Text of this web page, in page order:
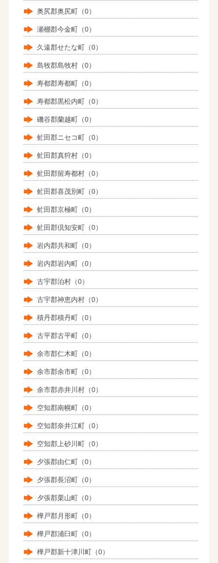
奥尻郡奥尻町（0）
瀬棚郡今金町（0）
久遠郡せたな町（0）
島牧郡島牧村（0）
寿都郡寿都町（0）
寿都郡黒松内町（0）
磯谷郡蘭越町（0）
虻田郡ニセコ町（0）
虻田郡真狩村（0）
虻田郡留寿都村（0）
虻田郡喜茂別町（0）
虻田郡京極町（0）
虻田郡倶知安町（0）
岩内郡共和町（0）
岩内郡岩内町（0）
古宇郡泊村（0）
古宇郡神恵内村（0）
積丹郡積丹町（0）
古平郡古平町（0）
余市郡仁木町（0）
余市郡余市町（0）
余市郡赤井川村（0）
空知郡南幌町（0）
空知郡奈井江町（0）
空知郡上砂川町（0）
夕張郡由仁町（0）
夕張郡長沼町（0）
夕張郡栗山町（0）
樺戸郡月形町（0）
樺戸郡浦臼町（0）
樺戸郡新十津川町（0）